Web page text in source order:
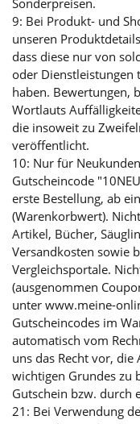
Sonderpreisen.
9: Bei Produkt- und
unseren
dass diese nur von
oder Dienstleistungen
haben. Bewertungen,
Wortlauts
die insoweit zu
veröffentlicht.
10: Nur für
Gutscheincode
erste Bestellung, ab
(Warenkorbwert).
Artikel, Bücher,
Versandkosten sowie
Vergleichsportale.
(ausgenommen
unter www.meine-
Gutscheincodes im
automatisch vom
uns das Recht vor,
wichtigen Grundes zu
Gutschein bzw. durch
21: Bei Verwendung